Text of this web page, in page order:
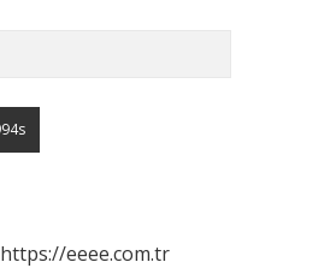
https://eeee.com.tr